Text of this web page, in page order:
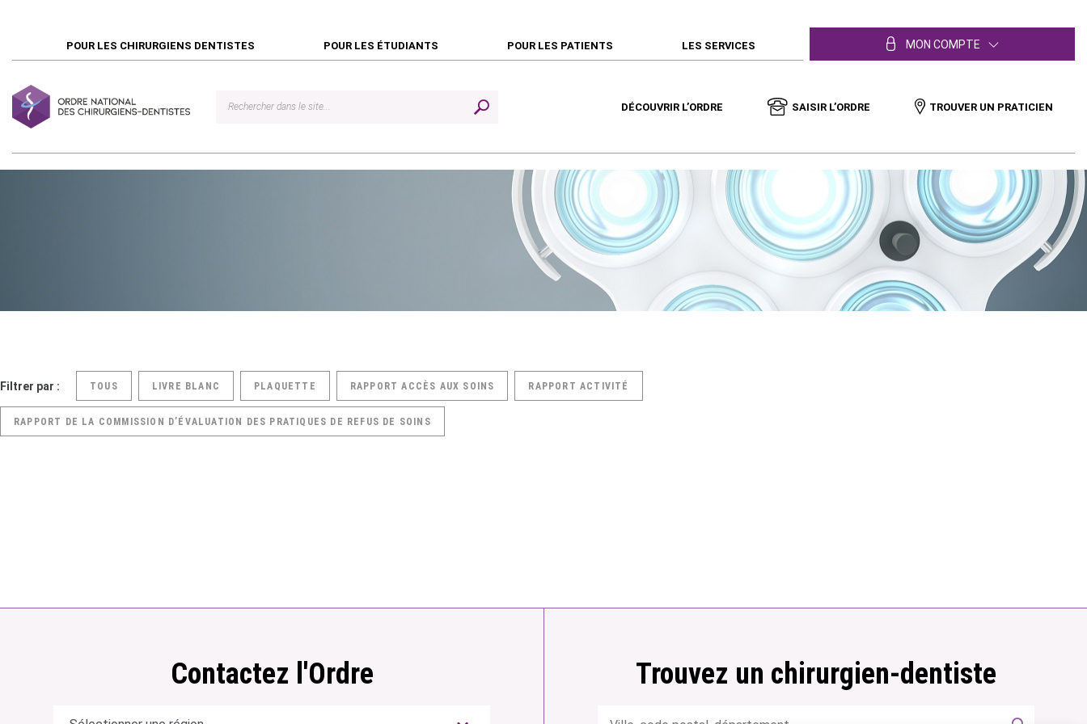
POUR LES CHIRURGIENS DENTISTES POUR LES ÉTUDIANTS POUR LES PATIENTS LES SERVICES MON COMPTE
DÉCOUVRIR L’ORDRE SAISIR L’ORDRE TROUVER UN PRATICIEN
Filtrer par : TOUS LIVRE BLANC PLAQUETTE RAPPORT ACCÈS AUX SOINS RAPPORT ACTIVITÉ
RAPPORT DE LA COMMISSION D’ÉVALUATION DES PRATIQUES DE REFUS DE SOINS
Contactez l'Ordre Trouvez un chirurgien-dentiste